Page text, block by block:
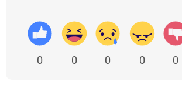
0 0 0 0 0